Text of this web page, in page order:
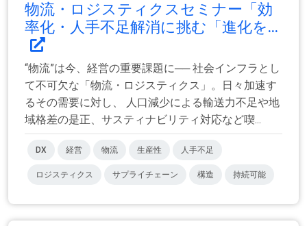
物流・ロジスティクスセミナー「効
率化・人手不足解消に挑む「進化を...
“物流”は今、経営の重要課題に── 社会インフラとし
て不可欠な「物流・ロジスティクス」。日々加速す
るその需要に対し、 人口減少による輸送力不足や地
域格差の是正、サスティナビリティ対応など喫...
DX 経営 物流 生産性 人手不足
ロジスティクス サプライチェーン 構造 持続可能